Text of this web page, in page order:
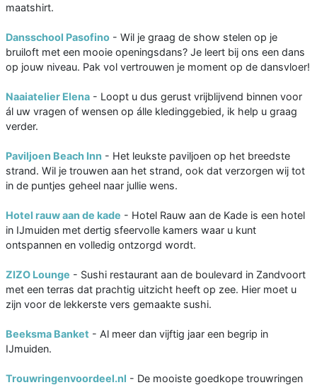
maatshirt.
Dansschool Pasofino - Wil je graag de show stelen op je
bruiloft met een mooie openingsdans? Je leert bij ons een dans
op jouw niveau. Pak vol vertrouwen je moment op de dansvloer!
Naaiatelier Elena - Loopt u dus gerust vrijblijvend binnen voor
ál uw vragen of wensen op álle kledinggebied, ik help u graag
verder.
Paviljoen Beach Inn - Het leukste paviljoen op het breedste
strand. Wil je trouwen aan het strand, ook dat verzorgen wij tot
in de puntjes geheel naar jullie wens.
Hotel rauw aan de kade - Hotel Rauw aan de Kade is een hotel
in IJmuiden met dertig sfeervolle kamers waar u kunt
ontspannen en volledig ontzorgd wordt.
ZIZO Lounge - Sushi restaurant aan de boulevard in Zandvoort
met een terras dat prachtig uitzicht heeft op zee. Hier moet u
zijn voor de lekkerste vers gemaakte sushi.
Beeksma Banket - Al meer dan vijftig jaar een begrip in
IJmuiden.
Trouwringenvoordeel.nl - De mooiste goedkope trouwringen